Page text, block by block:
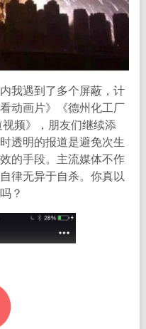
我遇到了多个屏蔽，计
动画片》《德州化工厂
频》，朋友们继续添
透明的报道是避免次生
的手段。主流媒体不作
律无异于自杀。你真以
？